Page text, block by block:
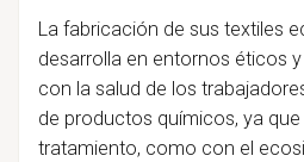
La fabricación de sus textiles
desarrolla en entornos éticos
con la salud de los
de productos químicos, ya
tratamiento, como con el